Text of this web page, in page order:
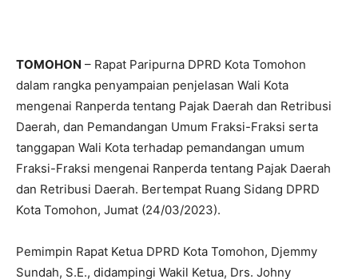
TOMOHON – Rapat Paripurna DPRD Kota Tomohon
dalam rangka penyampaian penjelasan Wali Kota
mengenai Ranperda tentang Pajak Daerah dan Retribusi
Daerah, dan Pemandangan Umum Fraksi-Fraksi serta
tanggapan Wali Kota terhadap pemandangan umum
Fraksi-Fraksi mengenai Ranperda tentang Pajak Daerah
dan Retribusi Daerah. Bertempat Ruang Sidang DPRD
Kota Tomohon, Jumat (24/03/2023).
Pemimpin Rapat Ketua DPRD Kota Tomohon, Djemmy
Sundah, S.E., didampingi Wakil Ketua, Drs. Johny